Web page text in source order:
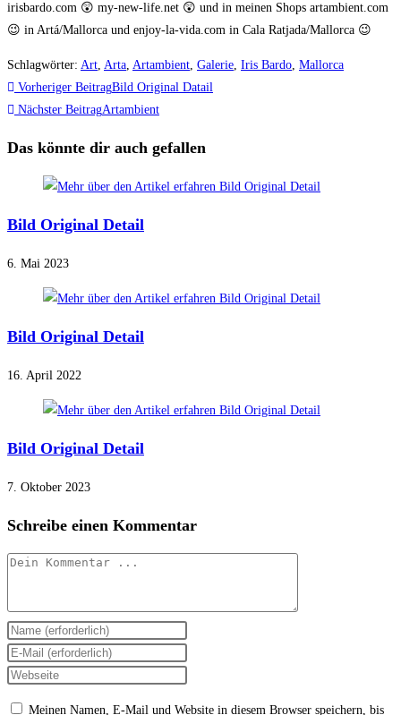
irisbardo.com 😲 my-new-life.net 😲 und in meinen Shops artambient.com
😉 in Artá/Mallorca und enjoy-la-vida.com in Cala Ratjada/Mallorca 😉
Schlagwörter: Art, Arta, Artambient, Galerie, Iris Bardo, Mallorca
Weitere
Artikel
ansehen
Vorheriger BeitragBild Original Datail
Nächster BeitragArtambient
Das könnte dir auch gefallen
Bild Original Detail
6. Mai 2023
Bild Original Detail
16. April 2022
Bild Original Detail
7. Oktober 2023
Schreibe einen Kommentar
Kommentieren
Gib
deinen
Namen
Gib
deine
Gib
Meinen Namen, E-Mail und Website in diesem Browser speichern, bis